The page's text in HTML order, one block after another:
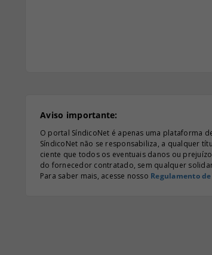
Aviso importante:
O portal SíndicoNet é apenas uma plataforma
SíndicoNet não se responsabiliza, a qualquer
ciente que todos os eventuais danos ou
do fornecedor contratado, sem qualquer
Para saber mais, acesse nosso Regulamento de